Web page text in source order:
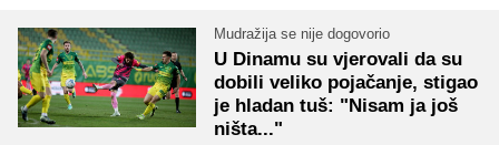
Mudražija se nije dogovorio
U Dinamu su vjerovali da su
dobili veliko pojačanje, stigao
je hladan tuš: "Nisam ja još
ništa..."